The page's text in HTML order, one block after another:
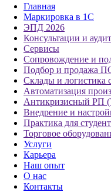
Главная
Маркировка в 1С
ЭПД 2026
Консультации и аудит
Сервисы
Сопровождение и
Подбор и продажа
Склады и логистика
Автоматизация
Антикризисный РП
Внедрение и
Практика для
Торговое
Услуги
Карьера
Наш опыт
О нас
Контакты